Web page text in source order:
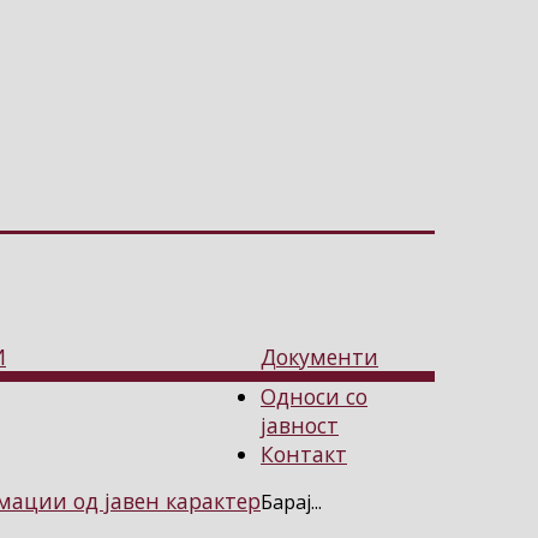
Документи
од јавен карактер
Односи со
јавност
Контакт
Барај...